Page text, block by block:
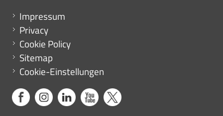
Menu footer
Impressum
Privacy
Cookie Policy
Sitemap
Cookie-Einstellungen